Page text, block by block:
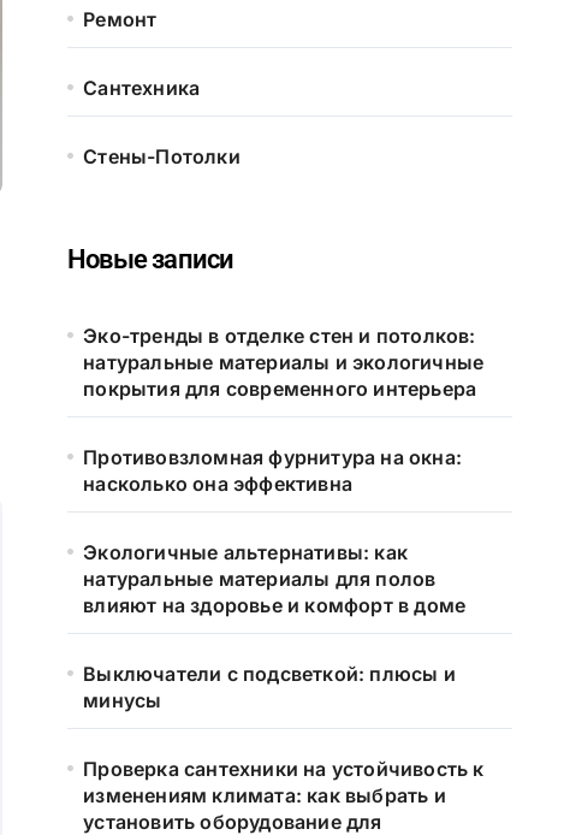
Ремонт
Сантехника
Стены-Потолки
Новые записи
Эко-тренды в отделке стен и потолков:
натуральные материалы и экологичные
покрытия для современного интерьера
Противовзломная фурнитура на окна:
насколько она эффективна
Экологичные альтернативы: как
натуральные материалы для полов
влияют на здоровье и комфорт в доме
Выключатели с подсветкой: плюсы и
минусы
Проверка сантехники на устойчивость к
изменениям климата: как выбрать и
установить оборудование для